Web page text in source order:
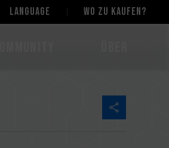
LANGUAGE Wo zu kaufen?